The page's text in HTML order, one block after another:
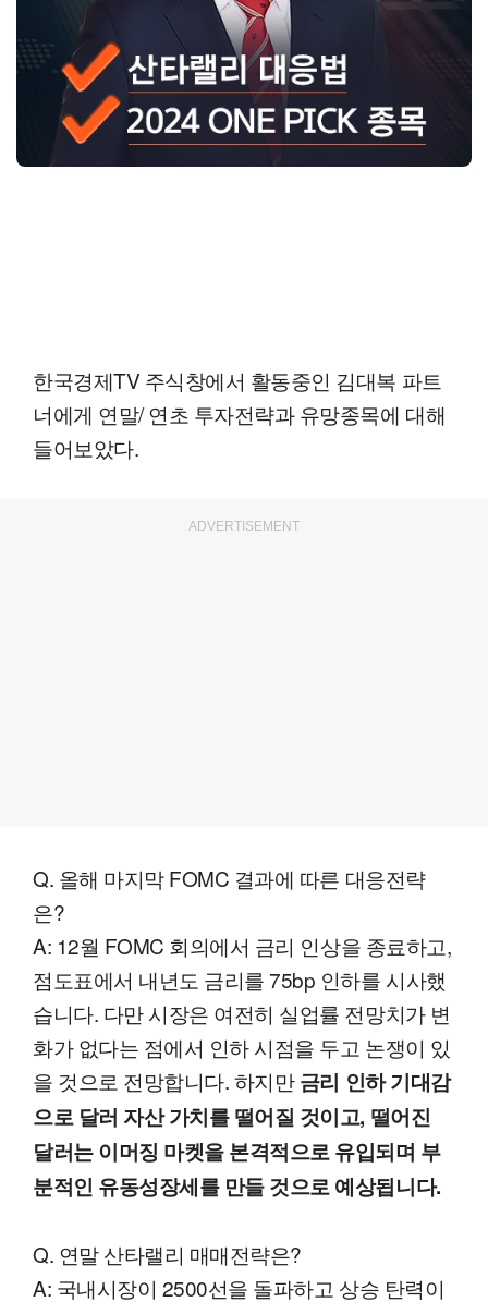
한국경제TV 주식창에서 활동중인 김대복 파트
너에게 연말/ 연초 투자전략과 유망종목에 대해
들어보았다.
ADVERTISEMENT
Q. 올해 마지막 FOMC 결과에 따른 대응전략
은?
A: 12월 FOMC 회의에서 금리 인상을 종료하고,
점도표에서 내년도 금리를 75bp 인하를 시사했
습니다. 다만 시장은 여전히 실업률 전망치가 변
화가 없다는 점에서 인하 시점을 두고 논쟁이 있
을 것으로 전망합니다. 하지만금리 인하 기대감
으로 달러 자산 가치를 떨어질 것이고, 떨어진
달러는 이머징 마켓을 본격적으로 유입되며 부
분적인 유동성장세를 만들 것으로 예상됩니다.
Q. 연말 산타랠리 매매전략은?
A: 국내시장이 2500선을 돌파하고 상승 탄력이